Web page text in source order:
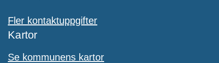
Fler kontaktuppgifter
Kartor
Se kommunens kartor